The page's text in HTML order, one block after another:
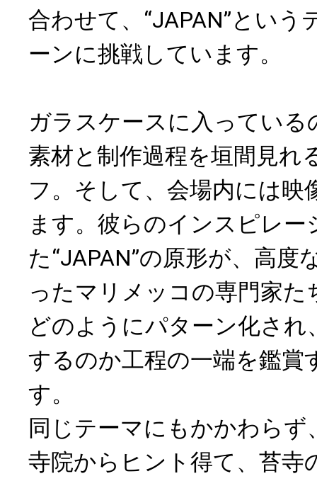
合わせて、“JAPAN”という
ーンに挑戦しています。
ガラスケースに入っている
素材と制作過程を垣間見れ
フ。そして、会場内には映
ます。彼らのインスピレ
た“JAPAN”の原形が、高度
ったマリメッコの専門家た
どのようにパターン化され
するのか工程の一端を鑑賞
す。
同じテーマにもかかわらず
寺院からヒント得て、苔寺